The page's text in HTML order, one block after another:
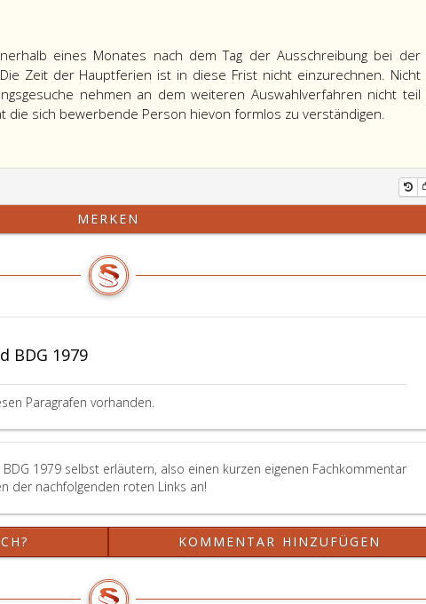
eines Monates nach dem Tag der Ausschreibung bei der
Zeit der Hauptferien ist in diese Frist nicht einzurechnen. Nicht
nehmen an dem weiteren Auswahlverfahren nicht teil
die sich bewerbende Person hievon formlos zu verständigen.
MERKEN
BDG 1979
Paragrafen vorhanden.
1979 selbst erläutern, also einen kurzen eigenen Fachkommentar
der nachfolgenden roten Links an!
KOMMENTAR HINZUFÜGEN